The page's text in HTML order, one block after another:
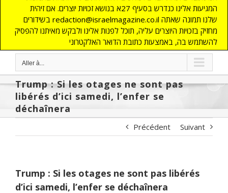
המגיעות אלינו כנדרש בסעיף 27א בנושא זכויות יוצרים. אם זיהית
בשידורים redaction@israelmagazine.co.il שלנו תמונה שאתה
מחזיק בזכויות היוצרים עליה, תוכל לפנות אלינו ולבקש מאיתנו להפסיק
להשתמש בה, באמצעות כתובת הדואר האלקטרוני
Aller à...
Trump : Si les otages ne sont pas
libérés d’ici samedi, l’enfer se
déchaînera
Précédent Suivant
Trump : Si les otages ne sont pas libérés
d’ici samedi, l’enfer se déchaînera